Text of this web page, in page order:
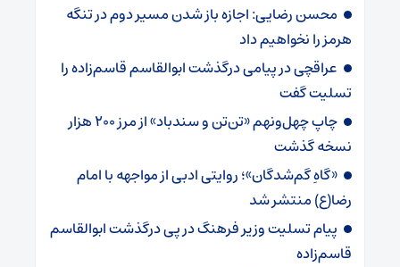
محسن رضایی: اجازه باز شدن مسیر دوم در تنگه
هرمز را نخواهیم داد
عراقچی در پیامی درگذشت ابوالقاسم قاسم‌زاده را
تسلیت گفت
چاپ چهل‌ونهم «تن‌تن و سندباد» از مرز ۲۰۰ هزار
نسخه گذشت
«گاهِ گم‌شدگان»؛ روایتی ادبی از مواجهه با امام
رضا(ع) منتشر شد
پیام تسلیت وزیر فرهنگ در پی درگذشت ابوالقاسم
قاسم‌زاده